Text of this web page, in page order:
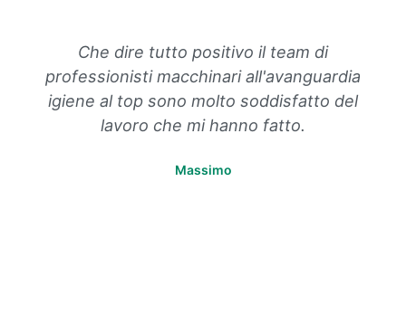
Che dire tutto positivo il team di
professionisti macchinari all'avanguardia
igiene al top sono molto soddisfatto del
lavoro che mi hanno fatto.
Massimo